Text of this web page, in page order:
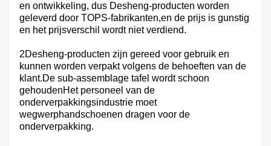
en ontwikkeling, dus Desheng-producten worden
geleverd door TOPS-fabrikanten,en de prijs is gunstig
en het prijsverschil wordt niet verdiend.
2Desheng-producten zijn gereed voor gebruik en
kunnen worden verpakt volgens de behoeften van de
klant.De sub-assemblage tafel wordt schoon
gehoudenHet personeel van de
onderverpakkingsindustrie moet
wegwerphandschoenen dragen voor de
onderverpakking.